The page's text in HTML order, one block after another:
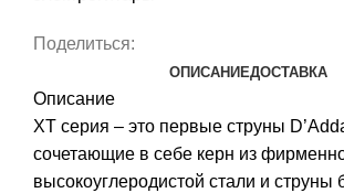
Поделиться:
ОПИСАНИЕДОСТАВКА
Описание
XT серия – это первые струны
сочетающие в себе керн из
высокоуглеродистой стали и струны